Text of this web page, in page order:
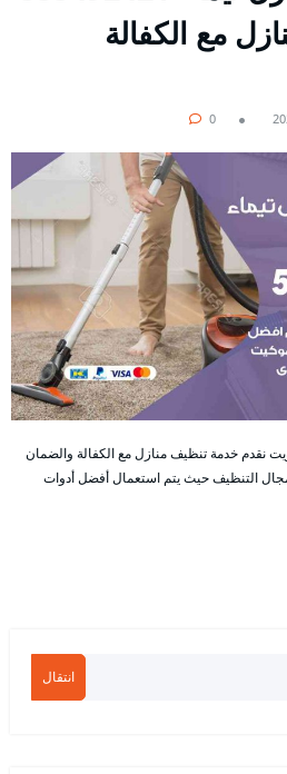
مع الكفالة
0
نقدم خدمة تنظيف منازل مع الكفالة والضمان
التنظيف حيث يتم استعمال أفضل أدوات
انتقال